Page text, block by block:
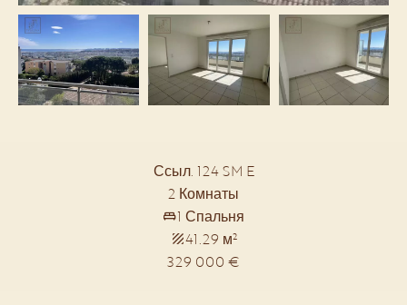
Ссыл. 124 SM E
2 Комнаты
1 Спальня
41.29 м²
329 000 €